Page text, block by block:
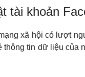
tài khoản
xã hội có lượt
thông tin dữ liệu